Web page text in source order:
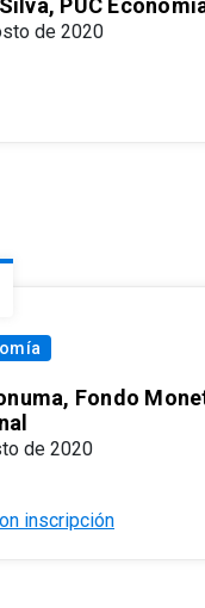
PUC
de 2020
Fondo
de 2020
inscripción